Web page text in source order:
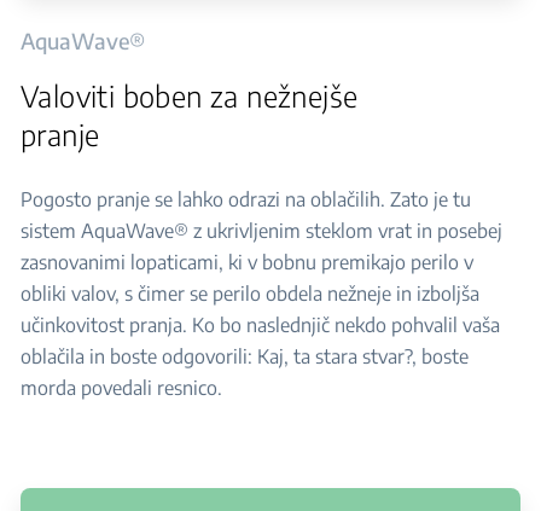
AquaWave®
Valoviti boben za nežnejše
pranje
Pogosto pranje se lahko odrazi na oblačilih. Zato je tu
sistem AquaWave® z ukrivljenim steklom vrat in posebej
zasnovanimi lopaticami, ki v bobnu premikajo perilo v
obliki valov, s čimer se perilo obdela nežneje in izboljša
učinkovitost pranja. Ko bo naslednjič nekdo pohvalil vaša
oblačila in boste odgovorili: Kaj, ta stara stvar?, boste
morda povedali resnico.